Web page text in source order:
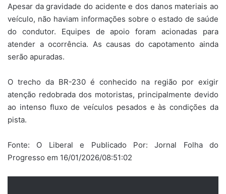
Apesar da gravidade do acidente e dos danos materiais ao
veículo, não haviam informações sobre o estado de saúde
do condutor. Equipes de apoio foram acionadas para
atender a ocorrência. As causas do capotamento ainda
serão apuradas.
O trecho da BR-230 é conhecido na região por exigir
atenção redobrada dos motoristas, principalmente devido
ao intenso fluxo de veículos pesados e às condições da
pista.
Fonte: O Liberal e Publicado Por: Jornal Folha do
Progresso em 16/01/2026/08:51:02